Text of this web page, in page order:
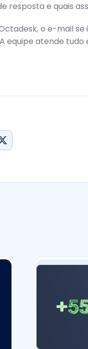
resposta e quais
o e-mail
equipe atende